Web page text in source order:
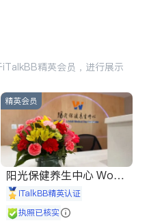
精英会员，进行展示
精英会员
阳光保健养生中心 World
shine
iTalkBB精英认证
执照已核实